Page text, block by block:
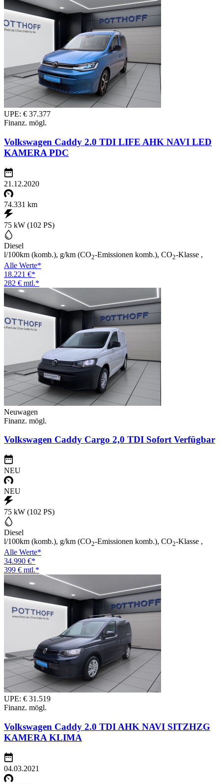
UPE: € 37.377
Finanz. mögl.
Volkswagen Caddy 2.0 TDI LIFE AHK NAVI LED
KAMERA PDC
21.12.2020
74.331 km
75 kW (102 PS)
Diesel
l/100km (komb.), g/km (CO2-Emissionen komb.), CO2-Klasse ,
Alle Werte*
18.221 €*
282 € mtl.*
Neuwagen
Finanz. mögl.
Volkswagen Caddy Cargo 2,0 TDI Sofort Verfügbar
NEU
NEU
75 kW (102 PS)
Diesel
l/100km (komb.), g/km (CO2-Emissionen komb.), CO2-Klasse ,
Alle Werte*
34.990 €*
399 € mtl.*
UPE: € 31.519
Finanz. mögl.
Volkswagen Caddy 2.0 TDI AHK NAVI SITZHZG
KAMERA KLIMA
04.03.2021